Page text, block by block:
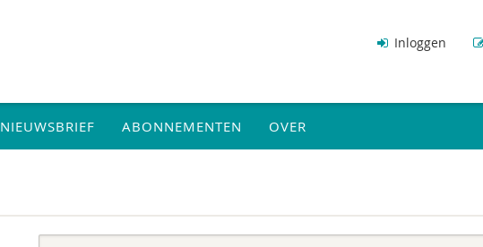
Inloggen
NIEUWSBRIEF ABONNEMENTEN OVER